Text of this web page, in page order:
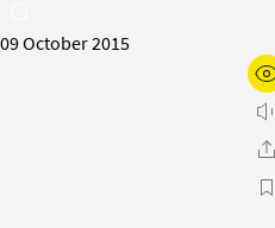
09 October 2015